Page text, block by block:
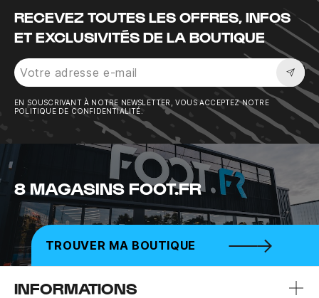
RECEVEZ TOUTES LES OFFRES, INFOS
ET EXCLUSIVITÉS DE LA BOUTIQUE
EN SOUSCRIVANT À NOTRE NEWSLETTER, VOUS ACCEPTEZ NOTRE
POLITIQUE DE CONFIDENTIALITÉ.
8 MAGASINS FOOT.FR
TROUVER MA BOUTIQUE
INFORMATIONS